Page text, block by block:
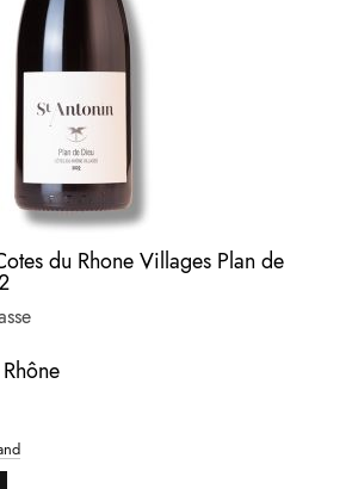
du Rhone Villages Plan de
Rhône